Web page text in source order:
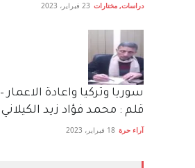
دراسات, مختارات 23 فبراير، 2023
سوريا وتركيا واعادة الاعمار –
قلم : محمد فؤاد زيد الكيلاني
آراء حرة 18 فبراير، 2023